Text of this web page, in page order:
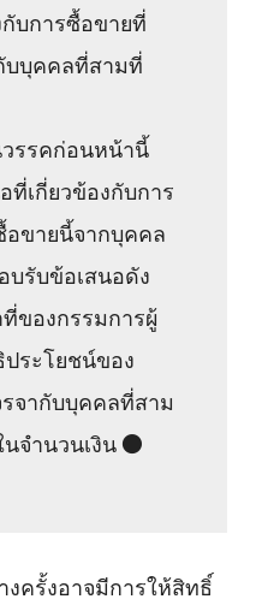
บการซื้อขายที่
บบุคคลที่สามที่
รรคก่อนหน้านี้
ที่เกี่ยวข้องกับการ
ขายนี้จากบุคคล
รับข้อเสนอดัง
ของกรรมการผู้
ระโยชน์ของ
จากับบุคคลที่สาม
นจำนวนเงิน ●
ครั้งอาจมีการให้สิทธิ์